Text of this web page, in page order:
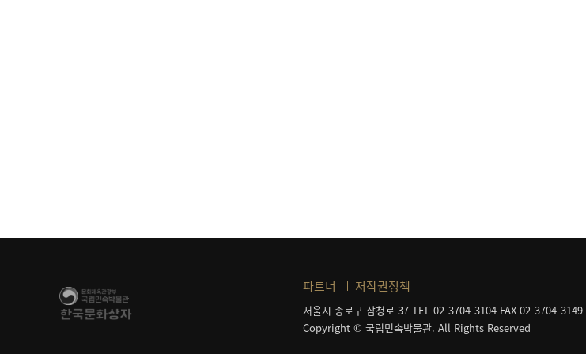
파트너 저작권정책
서울시 종로구 삼청로 37 TEL 02-3704-3104 FAX 02-3704-3149
Copyright © 국립민속박물관. All Rights Reserved